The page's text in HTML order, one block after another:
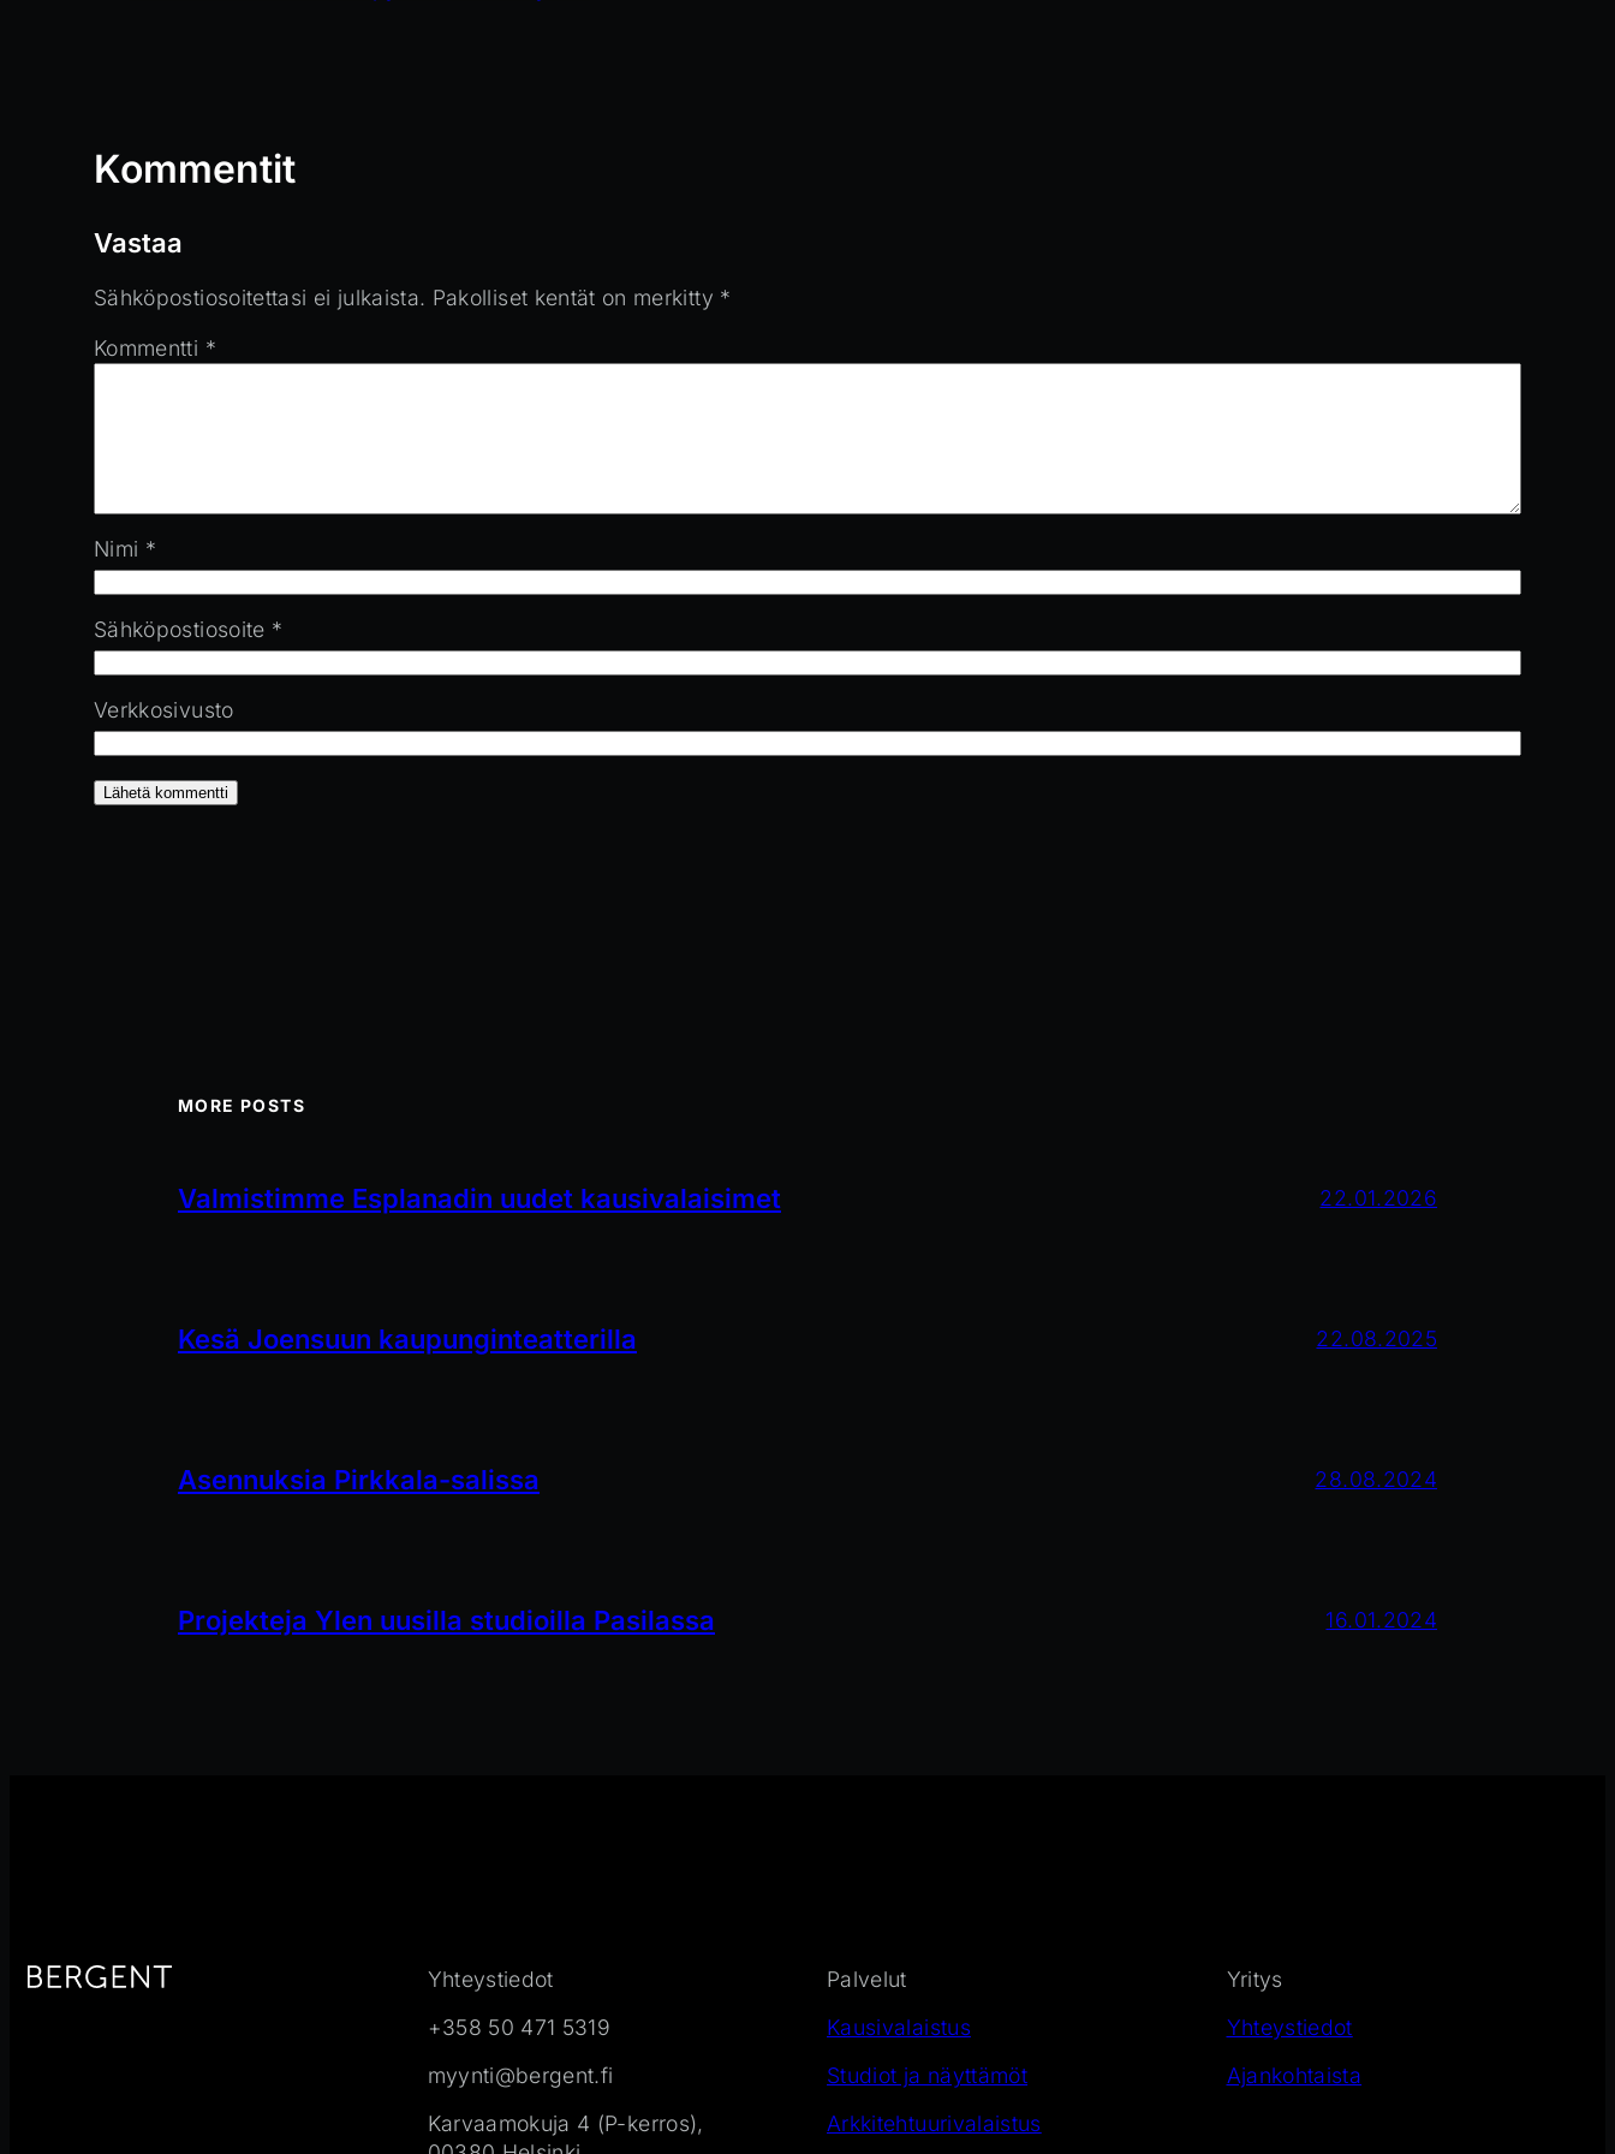
Kommentit
Vastaa
Sähköpostiosoitettasi ei julkaista. Pakolliset kentät on merkitty *
Kommentti *
Nimi *
Sähköpostiosoite *
Verkkosivusto
MORE POSTS
Valmistimme Esplanadin uudet kausivalaisimet 22.01.2026
Kesä Joensuun kaupunginteatterilla 22.08.2025
Asennuksia Pirkkala-salissa 28.08.2024
Projekteja Ylen uusilla studioilla Pasilassa 16.01.2024
Yhteystiedot
+358 50 471 5319
myynti@bergent.fi
Karvaamokuja 4 (P-kerros),
Palvelut
Kausivalaistus
Studiot ja näyttämöt
Arkkitehtuurivalaistus
Yritys
Yhteystiedot
Ajankohtaista